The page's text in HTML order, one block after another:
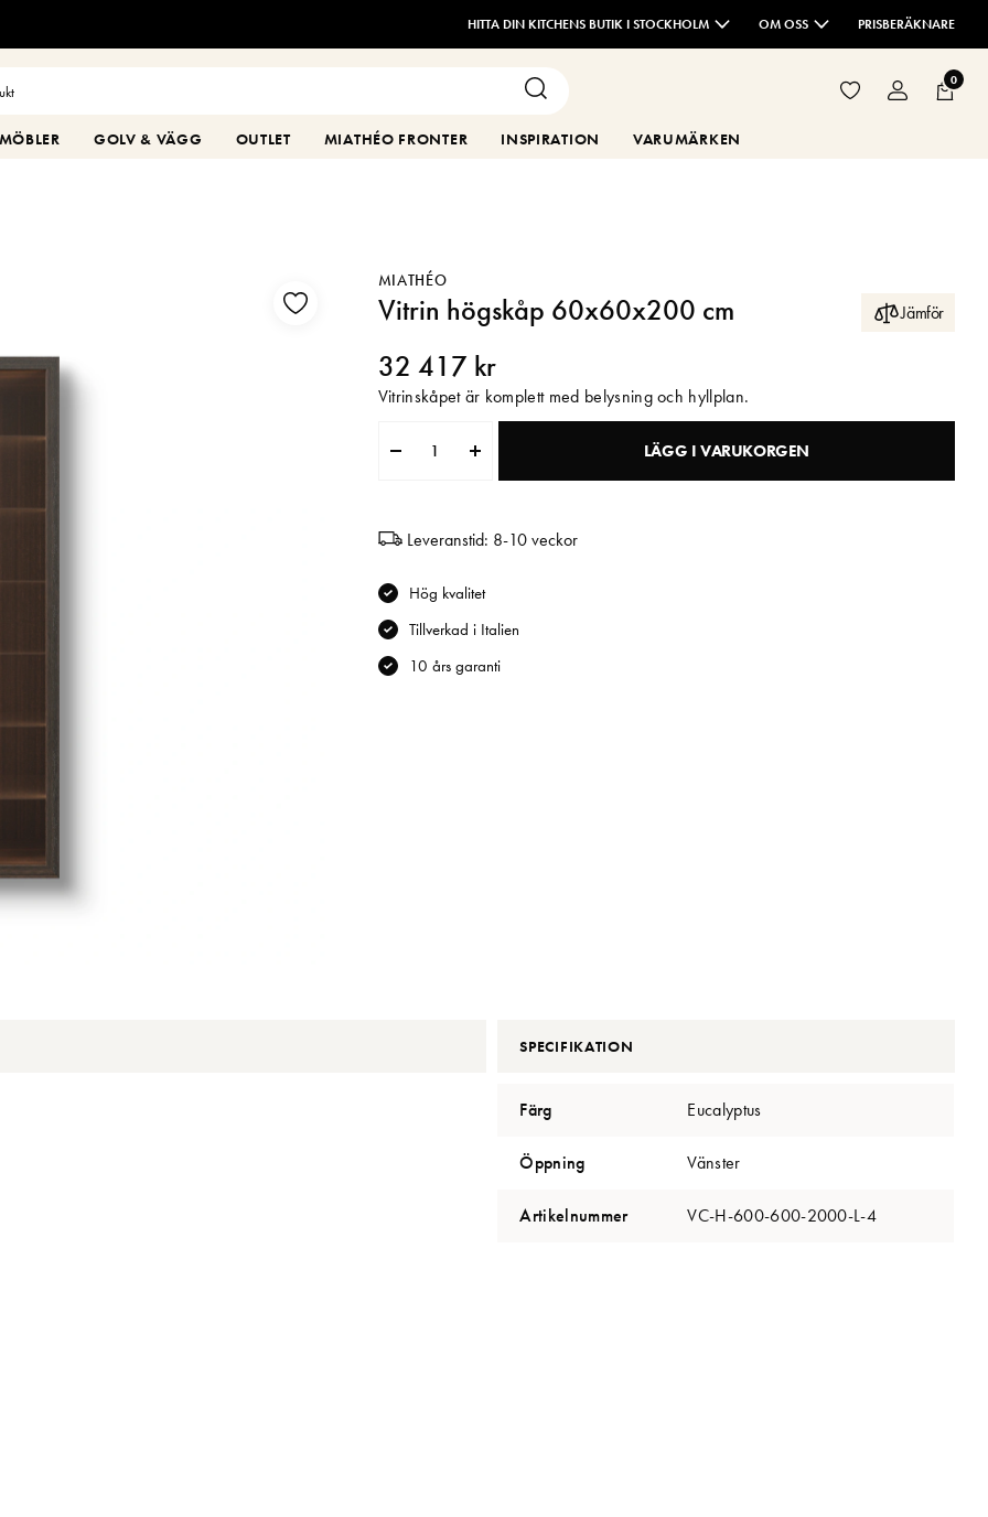
HITTA DIN KITCHENS BUTIK I STOCKHOLM OM OSS PRISBERÄKNARE
0
MÖBLER GOLV & VÄGG OUTLET MIATHÉO FRONTER INSPIRATION VARUMÄRKEN
MIATHÉO
Vitrin högskåp 60x60x200 cm Jämför
32 417 kr
Vitrinskåpet är komplett med belysning och hyllplan.
LÄGG I VARUKORGEN
Leveranstid: 8-10 veckor
Hög kvalitet
Tillverkad i Italien
10 års garanti
SPECIFIKATION
Färg Eucalyptus
Öppning Vänster
Artikelnummer VC-H-600-600-2000-L-4